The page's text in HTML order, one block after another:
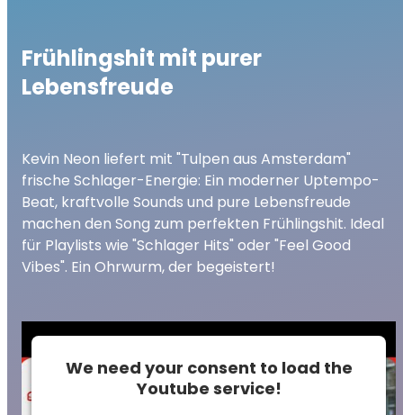
Frühlingshit mit purer
Lebensfreude
Kevin Neon liefert mit "Tulpen aus Amsterdam"
frische Schlager-Energie: Ein moderner Uptempo-
Beat, kraftvolle Sounds und pure Lebensfreude
machen den Song zum perfekten Frühlingshit. Ideal
für Playlists wie "Schlager Hits" oder "Feel Good
Vibes". Ein Ohrwurm, der begeistert!
We need your consent to load the
Youtube service!